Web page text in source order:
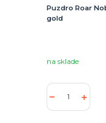
Puzdro Roar
gold
na sklade